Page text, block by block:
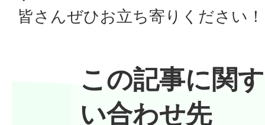
皆さんぜひお立ち寄りください！
この記事に関
い合わせ先